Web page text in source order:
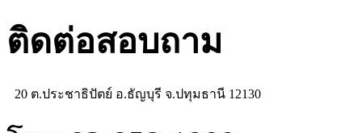
ติดต่อสอบถาม
20 ต.ประชาธิปัตย์ อ.ธัญบุรี จ.ปทุมธานี 12130